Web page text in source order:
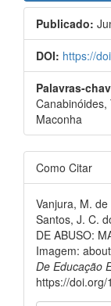
Publicado:
DOI: https://
Palavras-
Canabinóides,
Maconha
Como Citar
Vanjura, M.
Santos, J. C.
DE ABUSO:
Imagem:
De Educação
https://